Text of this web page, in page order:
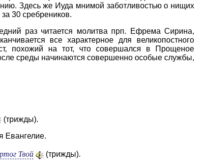
Здесь же Иуда мнимой заботли­востью о нищих
30 сребреников.
раз читается молитва прп. Ефрема Сирина,
все характерное для великопостного
похожий на тот, что совершался в Прощеное
среды начинаются совершенно особые службы,
(трижды).
Евангелие.
Твой (трижды).